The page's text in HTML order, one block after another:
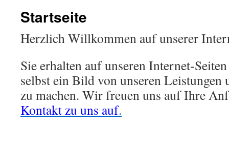
Startseite
Herzlich Willkommen auf unserer
Sie erhalten auf unseren Internet-
selbst ein Bild von unseren Leistungen
zu machen. Wir freuen uns auf Ihre
Kontakt zu uns auf.